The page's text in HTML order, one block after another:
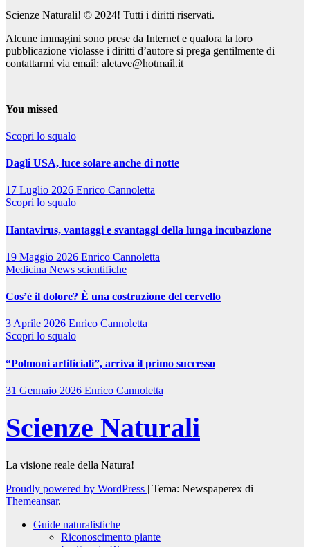
Scienze Naturali! © 2024! Tutti i diritti riservati.
Alcune immagini sono prese da Internet e qualora la loro
pubblicazione violasse i diritti d’autore si prega gentilmente di
contattarmi via email: aletave@hotmail.it
You missed
Scopri lo squalo
Dagli USA, luce solare anche di notte
17 Luglio 2026 Enrico Cannoletta
Scopri lo squalo
Hantavirus, vantaggi e svantaggi della lunga incubazione
19 Maggio 2026 Enrico Cannoletta
Medicina News scientifiche
Cos’è il dolore? È una costruzione del cervello
3 Aprile 2026 Enrico Cannoletta
Scopri lo squalo
“Polmoni artificiali”, arriva il primo successo
31 Gennaio 2026 Enrico Cannoletta
Scienze Naturali
La visione reale della Natura!
Proudly powered by WordPress | Tema: Newspaperex di
Themeansar.
Guide naturalistiche
Riconoscimento piante